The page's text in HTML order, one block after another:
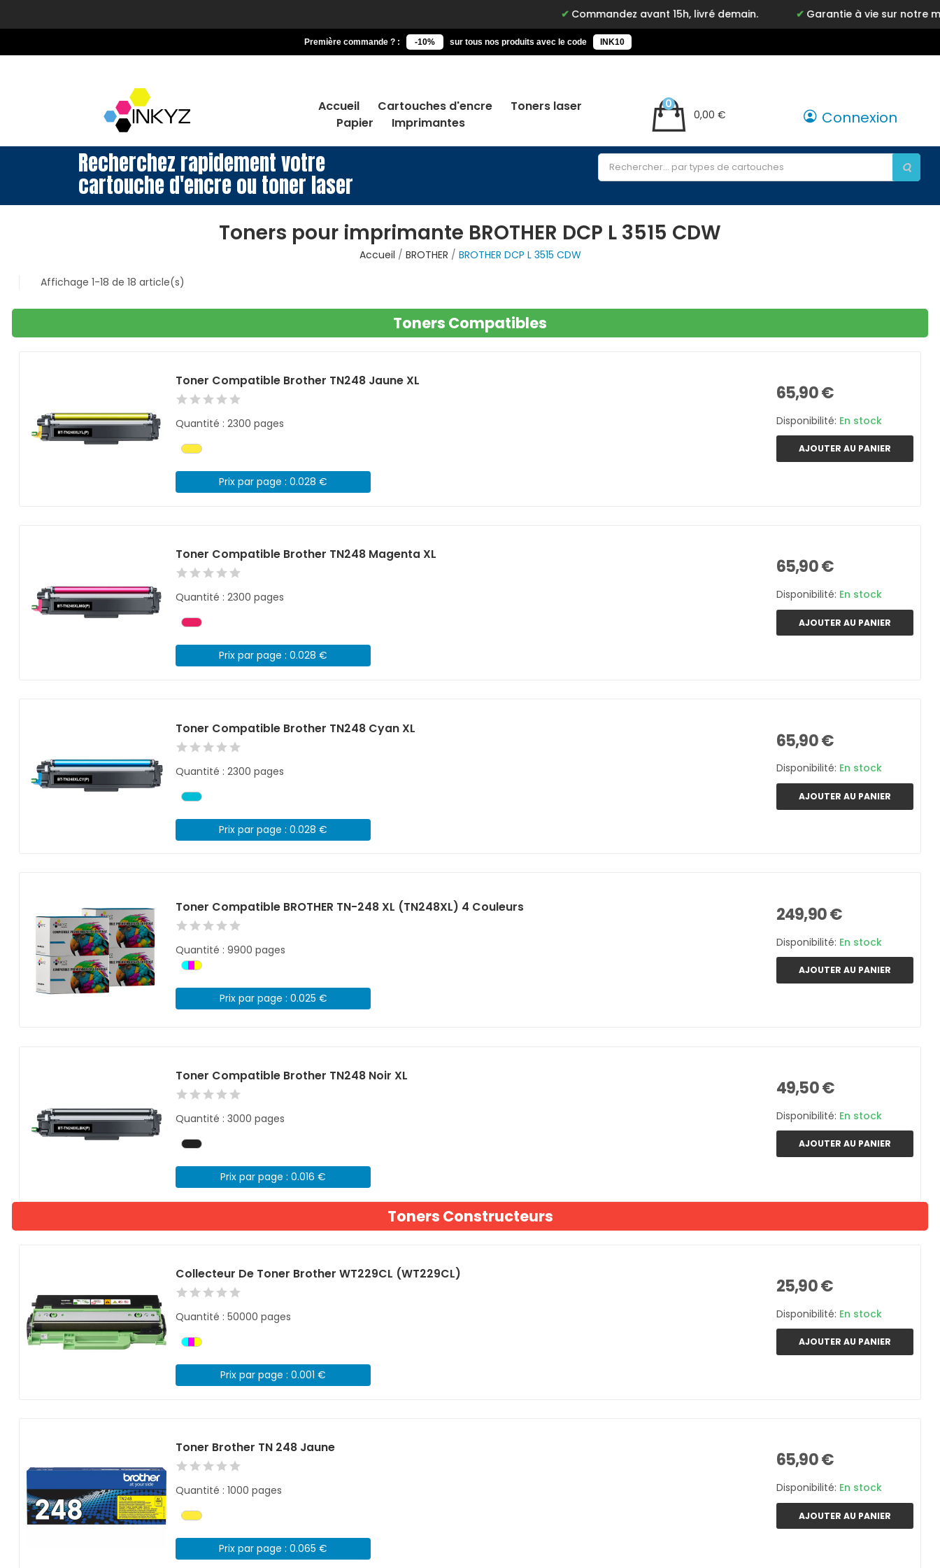
Commandez avant 15h, livré demain. Garantie à vie sur notre marque Inkyz
Première commande ? : -10% sur tous nos produits avec le code INK10
Accueil Cartouches d'encre
Toners laser
Papier
Imprimantes
0,00 €
0
Connexion
Recherchez rapidement votre
cartouche d'encre ou toner laser
Toners pour imprimante BROTHER DCP L 3515 CDW
Accueil BROTHER
BROTHER DCP L 3515 CDW
Affichage 1-18 de 18 article(s)
Toners Compatibles
Toner Compatible Brother TN248 Jaune XL
Quantité : 2300 pages
Prix par page : 0.028 €
65,90 €
Disponibilité: En stock
AJOUTER AU PANIER
Toner Compatible Brother TN248 Magenta XL
Quantité : 2300 pages
Prix par page : 0.028 €
65,90 €
Disponibilité: En stock
AJOUTER AU PANIER
Toner Compatible Brother TN248 Cyan XL
Quantité : 2300 pages
Prix par page : 0.028 €
65,90 €
Disponibilité: En stock
AJOUTER AU PANIER
Toner Compatible BROTHER TN-248 XL (TN248XL) 4 Couleurs
Quantité : 9900 pages
Prix par page : 0.025 €
249,90 €
Disponibilité: En stock
AJOUTER AU PANIER
Toner Compatible Brother TN248 Noir XL
Quantité : 3000 pages
Prix par page : 0.016 €
49,50 €
Disponibilité: En stock
AJOUTER AU PANIER
Toners Constructeurs
Collecteur De Toner Brother WT229CL (WT229CL)
Quantité : 50000 pages
Prix par page : 0.001 €
25,90 €
Disponibilité: En stock
AJOUTER AU PANIER
Toner Brother TN 248 Jaune
Quantité : 1000 pages
Prix par page : 0.065 €
65,90 €
Disponibilité: En stock
AJOUTER AU PANIER